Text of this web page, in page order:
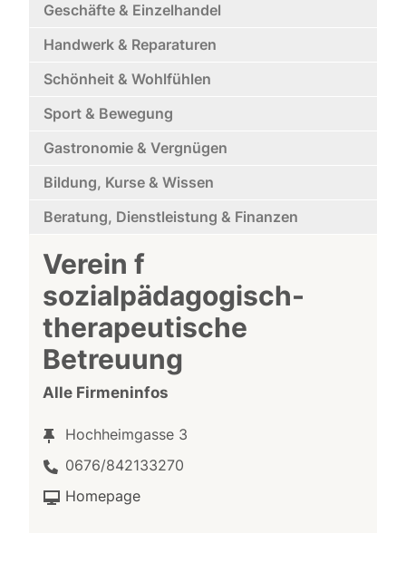
Geschäfte & Einzelhandel
Handwerk & Reparaturen
Schönheit & Wohlfühlen
Sport & Bewegung
Gastronomie & Vergnügen
Bildung, Kurse & Wissen
Beratung, Dienstleistung & Finanzen
Verein f
sozialpädagogisch-
therapeutische
Betreuung
Alle Firmeninfos
Hochheimgasse 3
0676/842133270
Homepage